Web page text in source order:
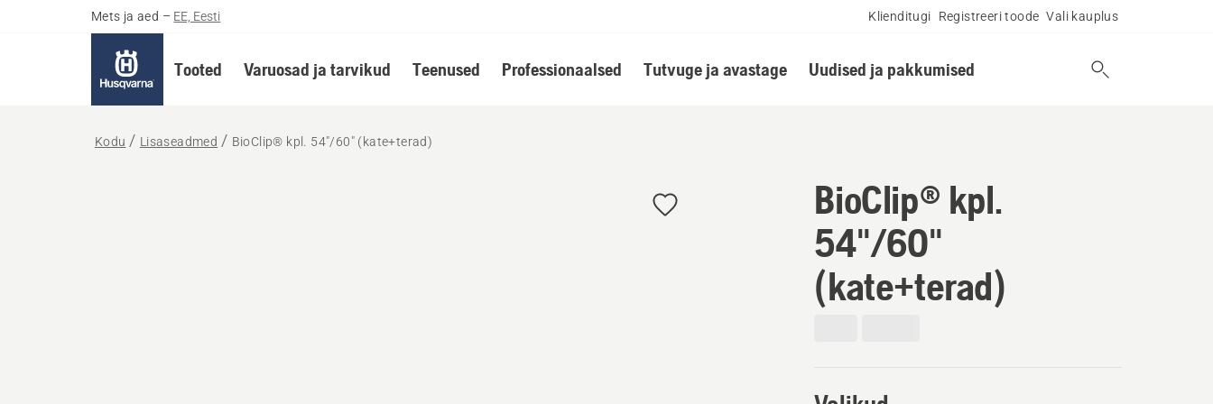
Mets ja aed – EE, Eesti Klienditugi Registreeri toode Vali kauplus
Tooted Varuosad ja tarvikud Teenused Professionaalsed Tutvuge ja avastage Uudised ja pakkumised
Kodu Lisaseadmed BioClip® kpl. 54"/60" (kate+terad)
BioClip® kpl.
54"/60"
(kate+terad)